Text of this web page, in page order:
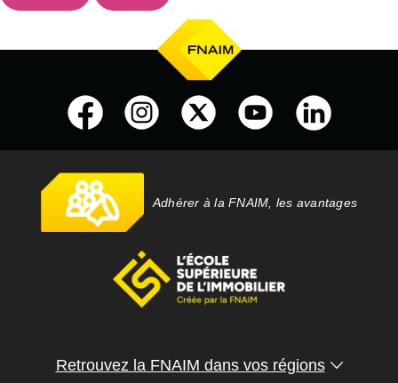
Adhérer à la FNAIM, les avantages
Retrouvez la FNAIM dans vos régions